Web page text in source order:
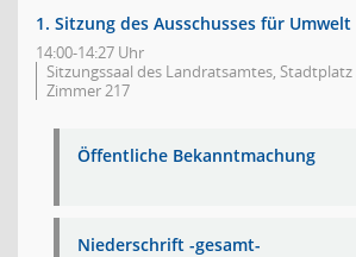
1. Sitzung des Ausschusses für
14:00-14:27 Uhr
Sitzungssaal des Landratsamtes, Stadtplatz
Zimmer 217
Öffentliche Bekanntmachung
Niederschrift -gesamt-